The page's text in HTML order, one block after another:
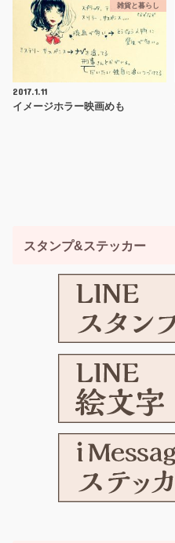
雑貨と暮らし
2017.1.11
イメージホラー映画めも
スタンプ&ステッカー